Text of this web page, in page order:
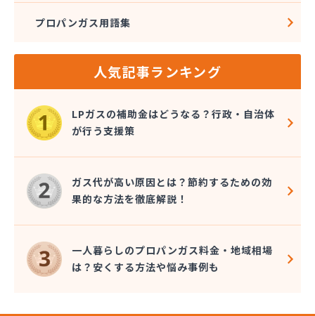
プロパンガス用語集
人気記事ランキング
LPガスの補助金はどうなる？行政・自治体
が行う支援策
ガス代が高い原因とは？節約するための効
果的な方法を徹底解説！
一人暮らしのプロパンガス料金・地域相場
は？安くする方法や悩み事例も